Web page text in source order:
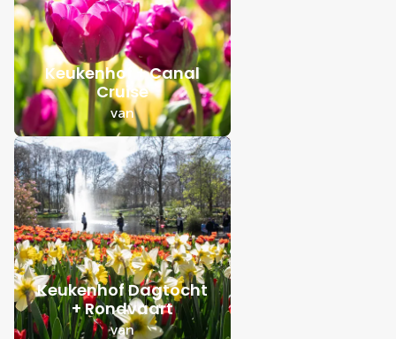
Keukenhof + Canal
Cruise
van
Keukenhof Dagtocht
+ Rondvaart
van